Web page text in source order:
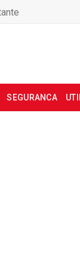
SEGURANCA